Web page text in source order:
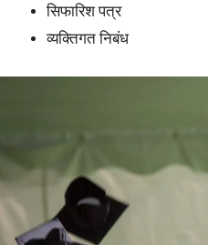
सिफारिश पत्र
व्यक्तिगत निबंध